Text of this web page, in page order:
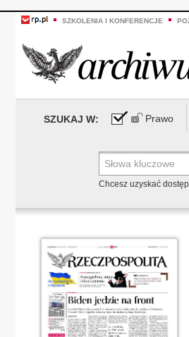
SZKOLENIA I KONFERENCJE
SZUKAJ W: Prawo
Chcesz uzyskać